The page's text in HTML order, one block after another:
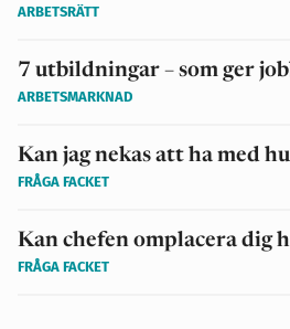
ARBETSRÄTT
7 utbildningar – som ger
ARBETSMARKNAD
Kan jag nekas att ha med
FRÅGA FACKET
Kan chefen omplacera dig
FRÅGA FACKET